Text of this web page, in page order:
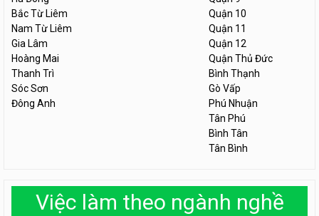
Bắc Từ Liêm
Nam Từ Liêm
Gia Lâm
Hoàng Mai
Thanh Trì
Sóc Sơn
Đông Anh
Quận 10
Quận 11
Quận 12
Quận Thủ Đức
Bình Thạnh
Gò Vấp
Phú Nhuận
Tân Phú
Bình Tân
Tân Bình
Việc làm theo ngành nghề